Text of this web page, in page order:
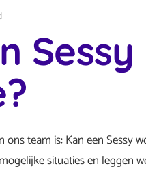
ons team is: Kan een Sessy
situaties en leggen